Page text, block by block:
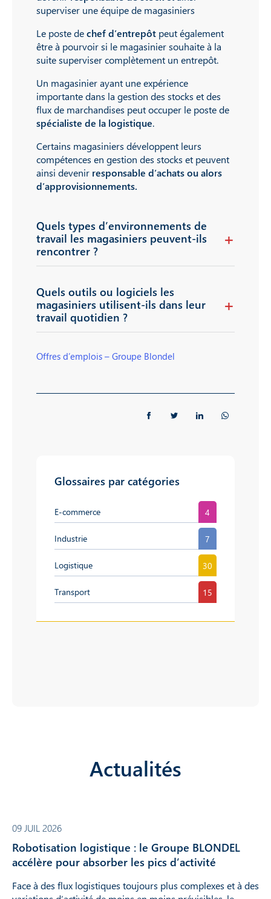
superviser une équipe de magasiniers
Le poste dechef d’entrepôt peut également
être à pourvoir si le magasinier souhaite à la
suite superviser complètement un entrepôt.
Un magasinier ayant une expérience
importante dans la gestion des stocks et des
flux de marchandises peut occuper le poste de
spécialiste de la logistique.
Certains magasiniers développent leurs
compétences en gestion des stocks et peuvent
ainsi devenir responsable d’achats ou alors
d’approvisionnements.
Quels types d’environnements de
travail les magasiniers peuvent-ils
rencontrer ?
Quels outils ou logiciels les
magasiniers utilisent-ils dans leur
travail quotidien ?
Offres d’emplois – Groupe Blondel
Glossaires par catégories
E-commerce 4
Industrie 7
Logistique 30
Transport 15
Actualités
09 JUIL 2026
Robotisation logistique : le Groupe BLONDEL
accélère pour absorber les pics d’activité
Face à des flux logistiques toujours plus complexes et à des